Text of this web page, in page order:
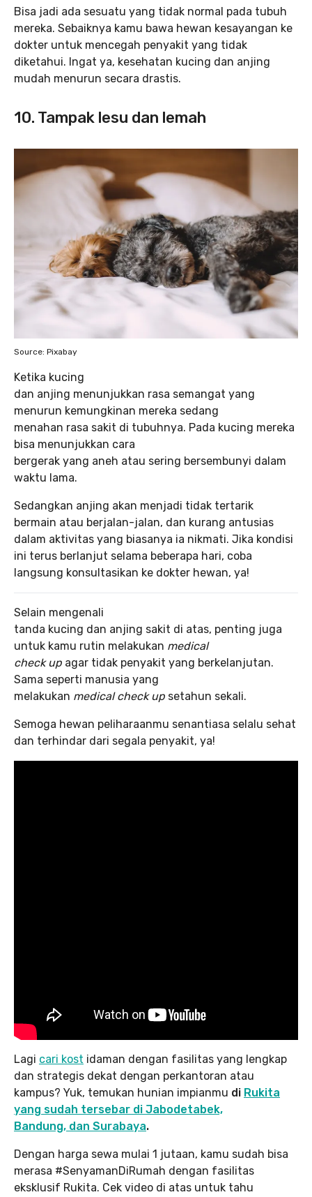
Bisa jadi ada sesuatu yang tidak normal pada tubuh
mereka. Sebaiknya kamu bawa hewan kesayangan ke
dokter untuk mencegah penyakit yang tidak
diketahui. Ingat ya, kesehatan kucing dan anjing
mudah menurun secara drastis.
10. Tampak lesu dan lemah
Source: Pixabay
Ketika kucing
dan anjing menunjukkan rasa semangat yang
menurun kemungkinan mereka sedang
menahan rasa sakit di tubuhnya. Pada kucing mereka
bisa menunjukkan cara
bergerak yang aneh atau sering bersembunyi dalam
waktu lama.
Sedangkan anjing akan menjadi tidak tertarik
bermain atau berjalan-jalan, dan kurang antusias
dalam aktivitas yang biasanya ia nikmati. Jika kondisi
ini terus berlanjut selama beberapa hari, coba
langsung konsultasikan ke dokter hewan, ya!
Selain mengenali
tanda kucing dan anjing sakit di atas, penting juga
untuk kamu rutin melakukan medical
check up agar tidak penyakit yang berkelanjutan.
Sama seperti manusia yang
melakukan medical check up setahun sekali.
Semoga hewan peliharaanmu senantiasa selalu sehat
dan terhindar dari segala penyakit, ya!
Lagi cari kost idaman dengan fasilitas yang lengkap
dan strategis dekat dengan perkantoran atau
kampus? Yuk, temukan hunian impianmu di Rukita
yang sudah tersebar di Jabodetabek,
Bandung, dan Surabaya.
Dengan harga sewa mulai 1 jutaan, kamu sudah bisa
merasa #SenyamanDiRumah dengan fasilitas
eksklusif Rukita. Cek video di atas untuk tahu